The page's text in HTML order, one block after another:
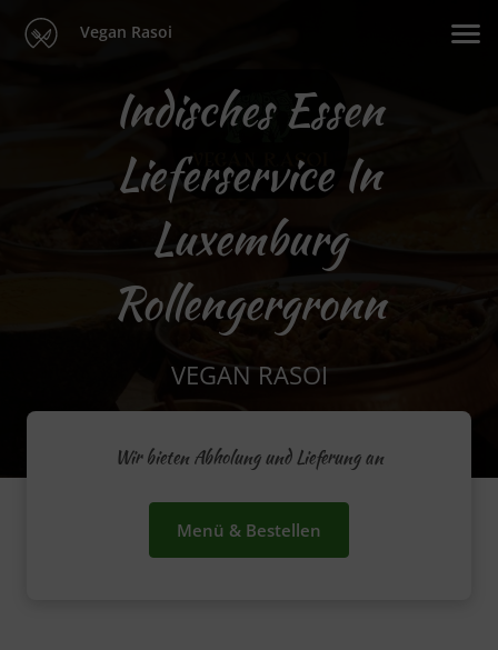
Vegan Rasoi
Indisches Essen
Lieferservice In
Luxemburg
Rollengergronn
VEGAN RASOI
Wir bieten Abholung und Lieferung an
Menü & Bestellen